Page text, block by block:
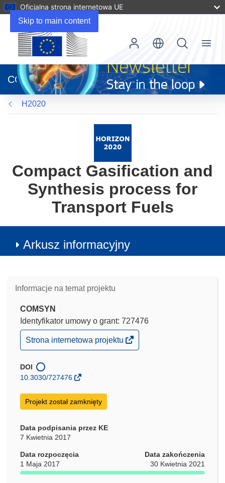
Skip to main content
Oficjalna strona internetowa UE
otworzy
się
w
nowym
oknie)
CORDIS
Menu
H2020
Compact Gasification and
Synthesis process for
Transport Fuels
Arkusz informacyjny
Informacje na temat projektu
COMSYN
Identyfikator umowy o grant: 727476
(odnośnik
otworzy
w
nowym
Strona internetowa projektu
DOI
10.3030/727476
Projekt został zamknięty
Data podpisania przez KE
7 Kwietnia 2017
Data rozpoczęcia
1 Maja 2017
Data zakończenia
30 Kwietnia 2021